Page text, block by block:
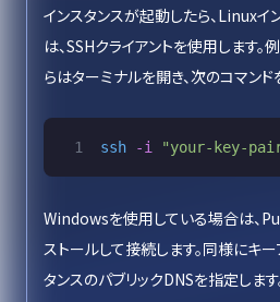
インスタンスが起動したら、Linuxイ
は、SSHクライアントを使用します
らはターミナルを開き、次のコマンド
ssh -i "your-key-
Windowsを使用している場合は、
ストールして接続します。同様にキー
タンスのパブリックDNSを指定します